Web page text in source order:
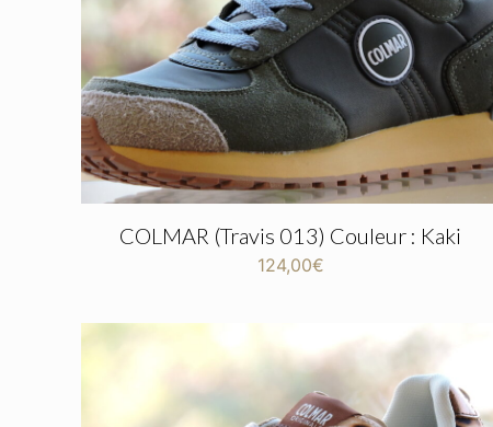
COLMAR (Travis 013) Couleur : Kaki
124,00€